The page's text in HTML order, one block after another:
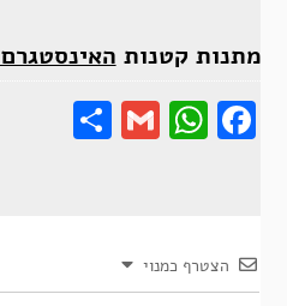
מתנות קטנות האינסטגרם
Gmail
Share
הצטרף כמנוי